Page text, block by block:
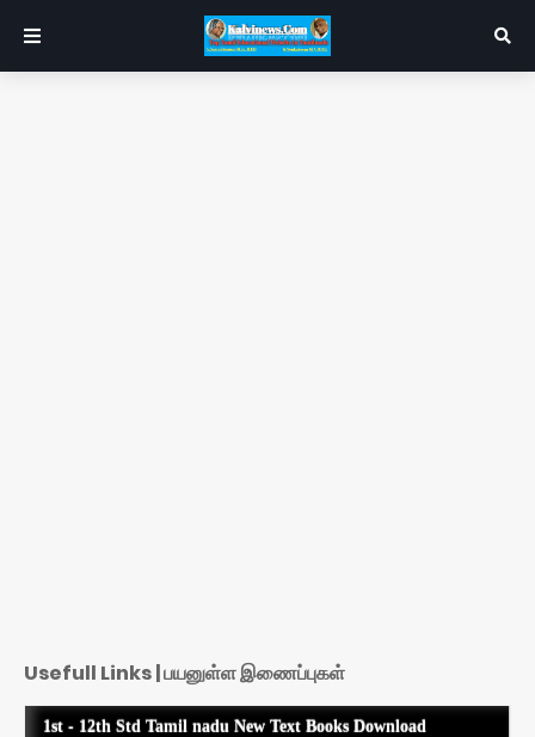
Usefull Links | பயனுள்ள இணைப்புகள்
1st - 12th Std Tamil nadu New Text Books Download